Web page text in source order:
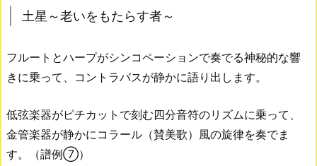
土星～老いをもたらす者～
フルートとハープがシンコペーションで奏でる神秘的な響
きに乗って、コントラバスが静かに語り出します。
低弦楽器がピチカットで刻む四分音符のリズムに乗って、
金管楽器が静かにコラール（賛美歌）風の旋律を奏でま
す。（譜例⑦）